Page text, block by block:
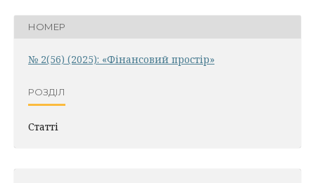
НОМЕР
№ 2(56) (2025): «Фінансовий простір»
РОЗДІЛ
Статті